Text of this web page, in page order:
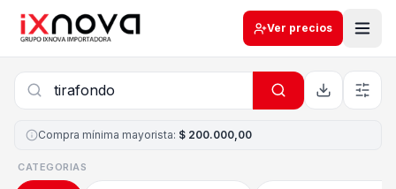
Ver precios
Compra mínima mayorista: $ 200.000,00
CATEGORIAS